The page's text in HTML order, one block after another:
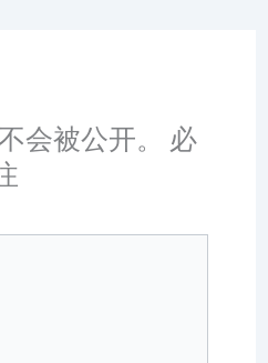
会被公开。
必